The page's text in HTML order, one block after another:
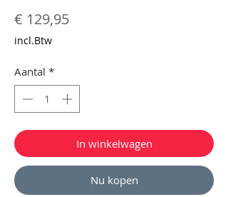
€ 129,95Prijs
incl.Btw
Aantal *
In winkelwagen
Nu kopen